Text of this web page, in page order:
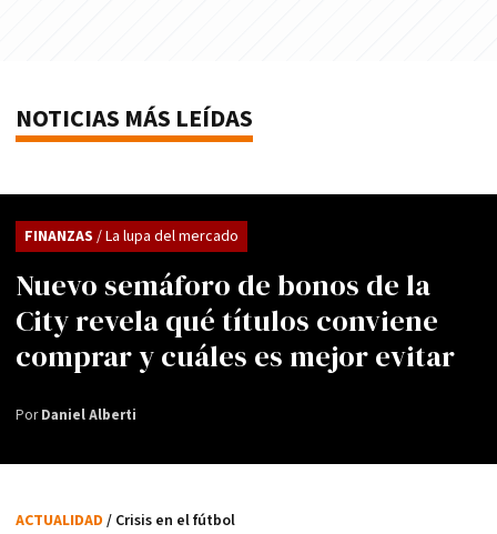
NOTICIAS MÁS LEÍDAS
Nuevo semáforo de bonos de la
City revela qué títulos conviene
comprar y cuáles es mejor evitar
FINANZAS / La lupa del mercado
PorDaniel Alberti
ACTUALIDAD / Crisis en el fútbol